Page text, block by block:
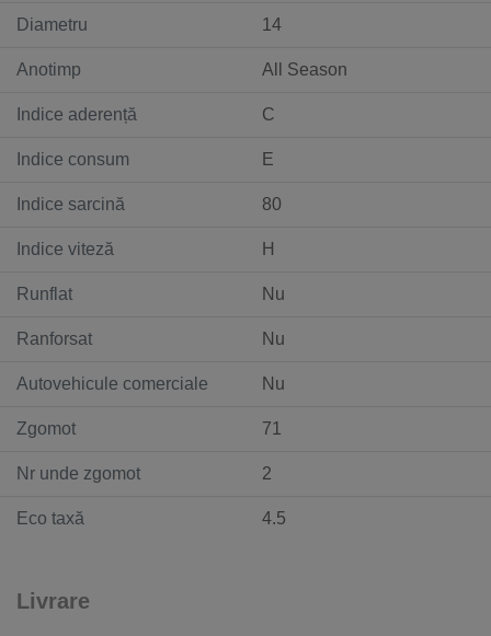
Diametru 14
Anotimp All Season
Indice aderență C
Indice consum E
Indice sarcină 80
Indice viteză H
Runflat Nu
Ranforsat Nu
Autovehicule comerciale Nu
Zgomot 71
Nr unde zgomot 2
Eco taxă 4.5
Livrare